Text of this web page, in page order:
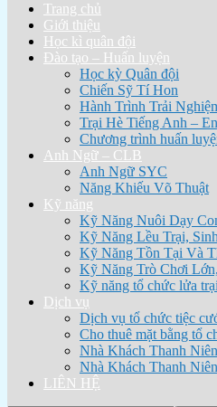
Trang chủ
Giới thiệu
Học kì quân đội
Đào tạo – Huấn luyện
Học kỳ Quân đội
Chiến Sỹ Tí Hon
Hành Trình Trải
Trại Hè Tiếng Anh –
Chương trình huấn
Anh Ngữ – CLB
Anh Ngữ SYC
Năng Khiếu Võ Thuật
Kỹ năng
Kỹ Năng Nuôi Dạy
Kỹ Năng Lều Trại,
Kỹ Năng Tồn Tại Và
Kỹ Năng Trò Chơi
Kỹ năng tổ chức lửa trại
Dịch vụ
Dịch vụ tổ chức tiệc
Cho thuê mặt bằng tổ
Nhà Khách Thanh
Nhà Khách Thanh
LIÊN HỆ